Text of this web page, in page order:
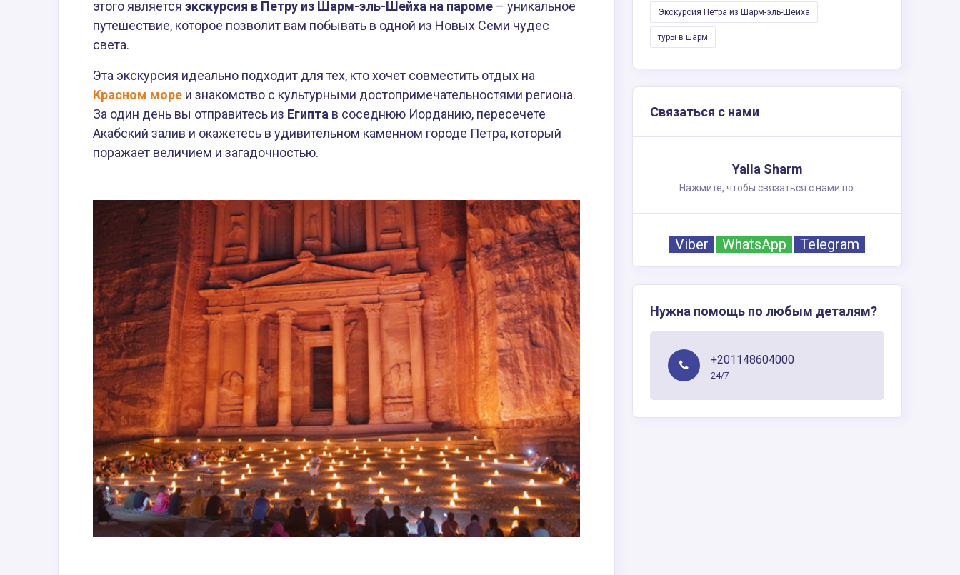
этого является экскурсия в Петру из Шарм-эль-Шейха на пароме – уникальное
путешествие, которое позволит вам побывать в одной из Новых Семи чудес
света.
Эта экскурсия идеально подходит для тех, кто хочет совместить отдых на
Красном море и знакомство с культурными достопримечательностями региона.
За один день вы отправитесь из Египта в соседнюю Иорданию, пересечете
Акабский залив и окажетесь в удивительном каменном городе Петра, который
поражает величием и загадочностью.
Экскурсия Петра из Шарм-эль-Шейха
туры в шарм
Связаться с нами
Yalla Sharm
Нажмите, чтобы связаться с нами по:
Viber WhatsApp Telegram
Нужна помощь по любым деталям?
+201148604000
24/7